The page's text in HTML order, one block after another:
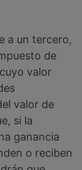
a un tercero,
de
valor
valor de
si la
ganancia
o reciben